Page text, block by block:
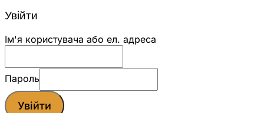
Увійти
Ім'я користувача або ел. адреса
Пароль
Увійти